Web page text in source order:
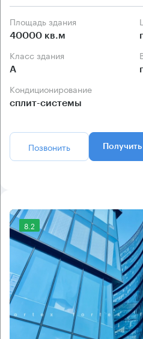
Площадь здания
40000 кв.м
Класс здания
А
Кондиционирование
сплит-системы
Позвонить
8.2